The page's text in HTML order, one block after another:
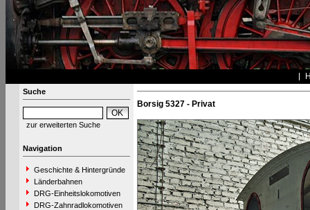
Suche
zur erweiterten Suche
Navigation
Geschichte & Hintergründe
Länderbahnen
DRG-Einheitslokomotiven
DRG-Zahnradlokomotiven
Borsig 5327 - Privat